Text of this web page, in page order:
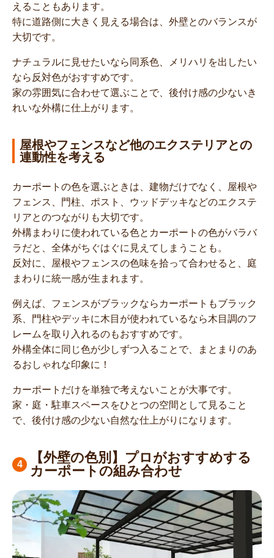
えることもあります。
特に道路側に大きく見える場合は、外壁とのバランスが
大切です。
ナチュラルに見せたいなら同系色、メリハリを出したい
なら反対色がおすすめです。
家の雰囲気に合わせて選ぶことで、後付け感の少ないき
れいな外構に仕上がります。
屋根やフェンスなど他のエクステリアとの
連動性を考える
カーポートの色を選ぶときは、建物だけでなく、屋根や
フェンス、門柱、ポスト、ウッドデッキなどのエクステ
リアとのつながりも大切です。
外構まわりに使われている色とカーポートの色がバラバ
ラだと、全体がちぐはぐに見えてしまうことも。
反対に、屋根やフェンスの色味を拾って合わせると、庭
まわりに統一感が生まれます。
例えば、フェンスがブラックならカーポートもブラック
系、門柱やデッキに木目が使われているなら木目調のフ
レームを取り入れるのもおすすめです。
外構全体に同じ色が少しずつ入ることで、まとまりのあ
るおしゃれな印象に！
カーポートだけを単独で考えないことが大事です。
家・庭・駐車スペースをひとつの空間として見ること
で、後付け感の少ない自然な仕上がりになります。
【外壁の色別】プロがおすすめする
カーポートの組み合わせ